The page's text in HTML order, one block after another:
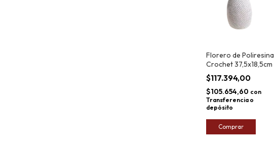
Florero de Poliresina
Crochet 37,5x18,5cm
$117.394,00
$105.654,60 con
Transferencia o
depósito
Comprar